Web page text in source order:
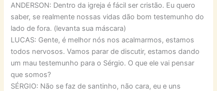
ANDERSON: Dentro da igreja é fácil ser cristão. Eu quero
saber, se realmente nossas vidas dão bom testemunho do
lado de fora. (levanta sua máscara)
LUCAS: Gente, é melhor nós nos acalmarmos, estamos
todos nervosos. Vamos parar de discutir, estamos dando
um mau testemunho para o Sérgio. O que ele vai pensar
que somos?
SÉRGIO: Não se faz de santinho, não cara, eu e uns